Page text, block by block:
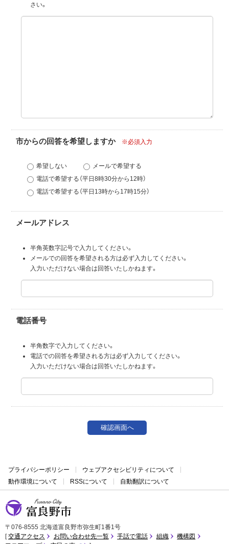
さい。
市からの回答を希望しますか ※必須入力
希望しない
メールで希望する
電話で希望する（平日8時30分から12時）
電話で希望する（平日13時から17時15分）
メールアドレス
半角英数字記号で入力してください。
メールでの回答を希望される方は必ず入力してください。
入力いただけない場合は回答いたしかねます。
電話番号
半角数字で入力してください。
電話での回答を希望される方は必ず入力してください。
入力いただけない場合は回答いたしかねます。
プライバシーポリシー
ウェブアクセシビリティについて
動作環境について
RSSについて 自動翻訳について
〒076-8555 北海道富良野市弥生町1番1号
交通アクセス
お問い合わせ先一覧 手話で電話 組織
機構図